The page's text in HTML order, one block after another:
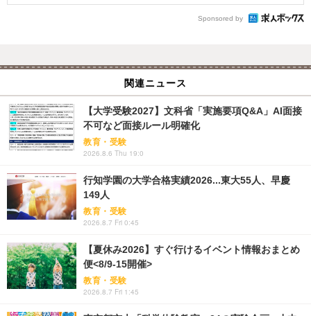
Sponsored by
関連ニュース
【大学受験2027】文科省「実施要項Q&A」AI面接
不可など面接ルール明確化
教育・受験
2026.8.6 Thu 19:0
行知学園の大学合格実績2026...東大55人、早慶
149人
教育・受験
2026.8.7 Fri 0:45
【夏休み2026】すぐ行けるイベント情報おまとめ
便<8/9-15開催>
教育・受験
2026.8.7 Fri 1:45